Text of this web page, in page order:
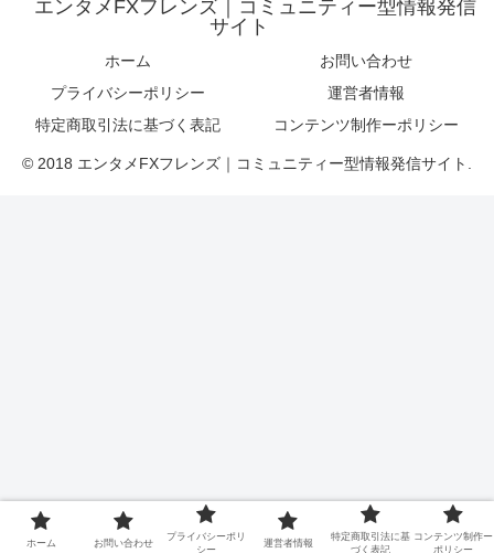
エンタメFXフレンズ｜コミュニティー型情報発信
サイト
ホーム
お問い合わせ
プライバシーポリシー
運営者情報
特定商取引法に基づく表記
コンテンツ制作ーポリシー
© 2018 エンタメFXフレンズ｜コミュニティー型情報発信サイト.
ホーム お問い合わせ
プライバシーポリ
シー
運営者情報
特定商取引法に基
づく表記
コンテンツ制作ー
ポリシー